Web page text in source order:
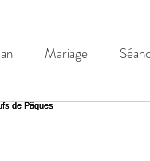
Mariage
Cuisine